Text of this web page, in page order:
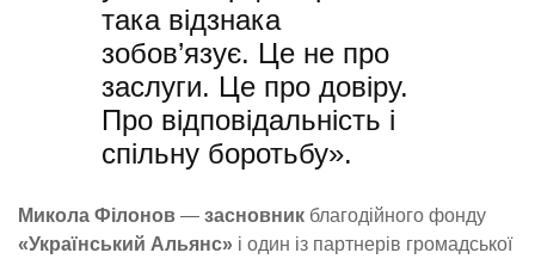
така відзнака
зобов’язує. Це не про
заслуги. Це про довіру.
Про відповідальність і
спільну боротьбу».
Микола Філонов — засновник благодійного фонду
«Український Альянс» і один із партнерів громадської